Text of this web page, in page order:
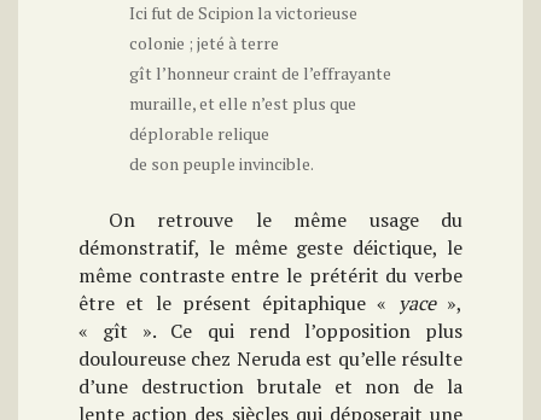
Ici fut de Scipion la victorieuse
colonie ; jeté à terre
gît l’honneur craint de l’effrayante
muraille, et elle n’est plus que
déplorable relique
de son peuple invincible.
On retrouve le même usage du
démonstratif, le même geste déictique, le
même contraste entre le prétérit du verbe
être et le présent épitaphique « yace»,
« gît ». Ce qui rend l’opposition plus
douloureuse chez Neruda est qu’elle résulte
d’une destruction brutale et non de la
lente action des siècles qui déposerait une